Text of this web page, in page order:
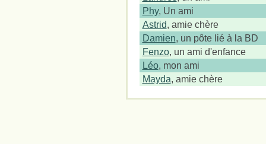
Phy, Un ami
Astrid, amie chère
Damien, un pôte lié à la BD
Fenzo, un ami d'enfance
Léo, mon ami
Mayda, amie chère